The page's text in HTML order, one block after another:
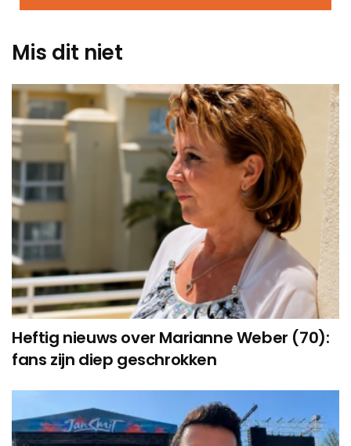
Mis dit niet
Heftig nieuws over Marianne Weber (70):
fans zijn diep geschrokken